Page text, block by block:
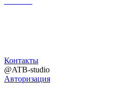
Контакты
@ATB-studio
Авторизация